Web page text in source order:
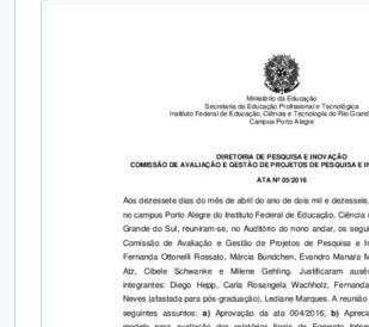
[Subséries] 2023
[Subséries] 2024
[Subséries] 2025
[Subséries] 2026
[Subfundos] Núcleo de Memória